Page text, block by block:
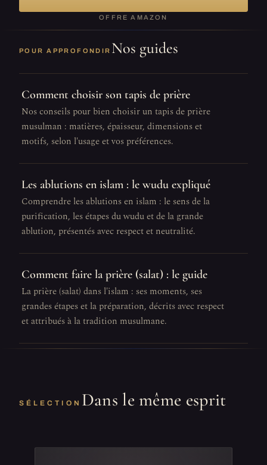
OFFRE AMAZON
POUR APPROFONDIR Nos guides
Comment choisir son tapis de prière
Nos conseils pour bien choisir un tapis de prière
musulman : matières, épaisseur, dimensions et
motifs, selon l'usage et vos préférences.
Les ablutions en islam : le wudu expliqué
Comprendre les ablutions en islam : le sens de la
purification, les étapes du wudu et de la grande
ablution, présentés avec respect et neutralité.
Comment faire la prière (salat) : le guide
La prière (salat) dans l'islam : ses moments, ses
grandes étapes et la préparation, décrits avec respect
et attribués à la tradition musulmane.
SÉLECTION Dans le même esprit